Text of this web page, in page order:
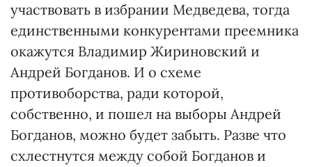
участвовать в избрании Медведева, тогда
единственными конкурентами преемника
окажутся Владимир Жириновский и
Андрей Богданов. И о схеме
противоборства, ради которой,
собственно, и пошел на выборы Андрей
Богданов, можно будет забыть. Разве что
схлестнутся между собой Богданов и